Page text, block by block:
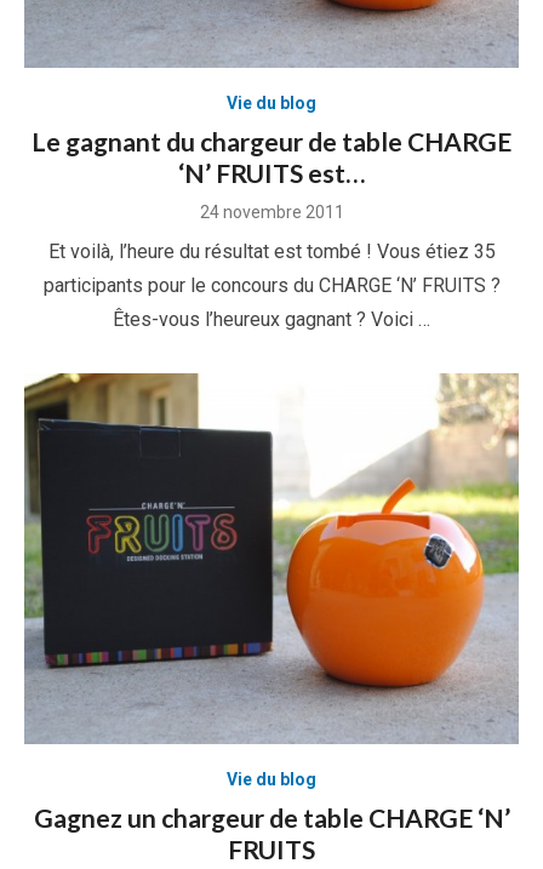
Vie du blog
Le gagnant du chargeur de table CHARGE
‘N’ FRUITS est…
Posted
24 novembre 2011
Et voilà, l’heure du résultat est tombé ! Vous étiez 35
participants pour le concours du CHARGE ‘N’ FRUITS ?
Êtes-vous l’heureux gagnant ? Voici …
Vie du blog
Gagnez un chargeur de table CHARGE ‘N’
FRUITS